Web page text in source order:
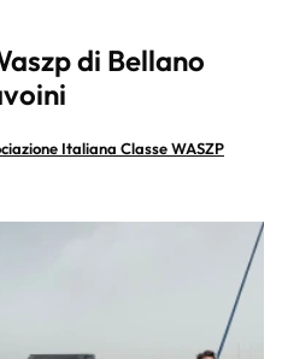
di Bellano
Italiana Classe WASZP